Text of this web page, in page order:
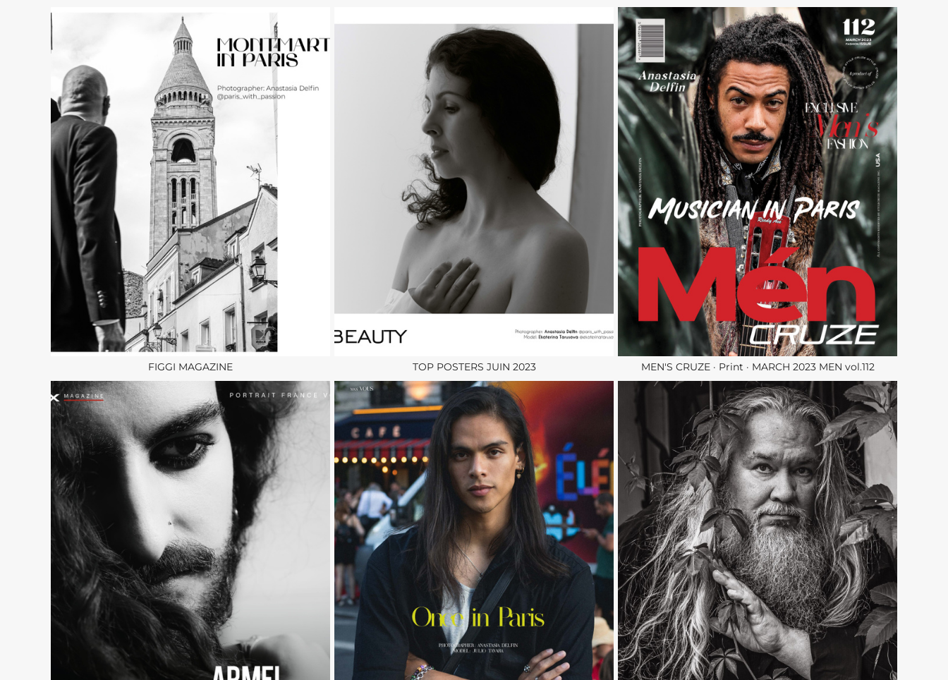
FIGGI MAGAZINE TOP POSTERS JUIN 2023 MEN'S CRUZE · Print · MARCH 2023 MEN vol.112